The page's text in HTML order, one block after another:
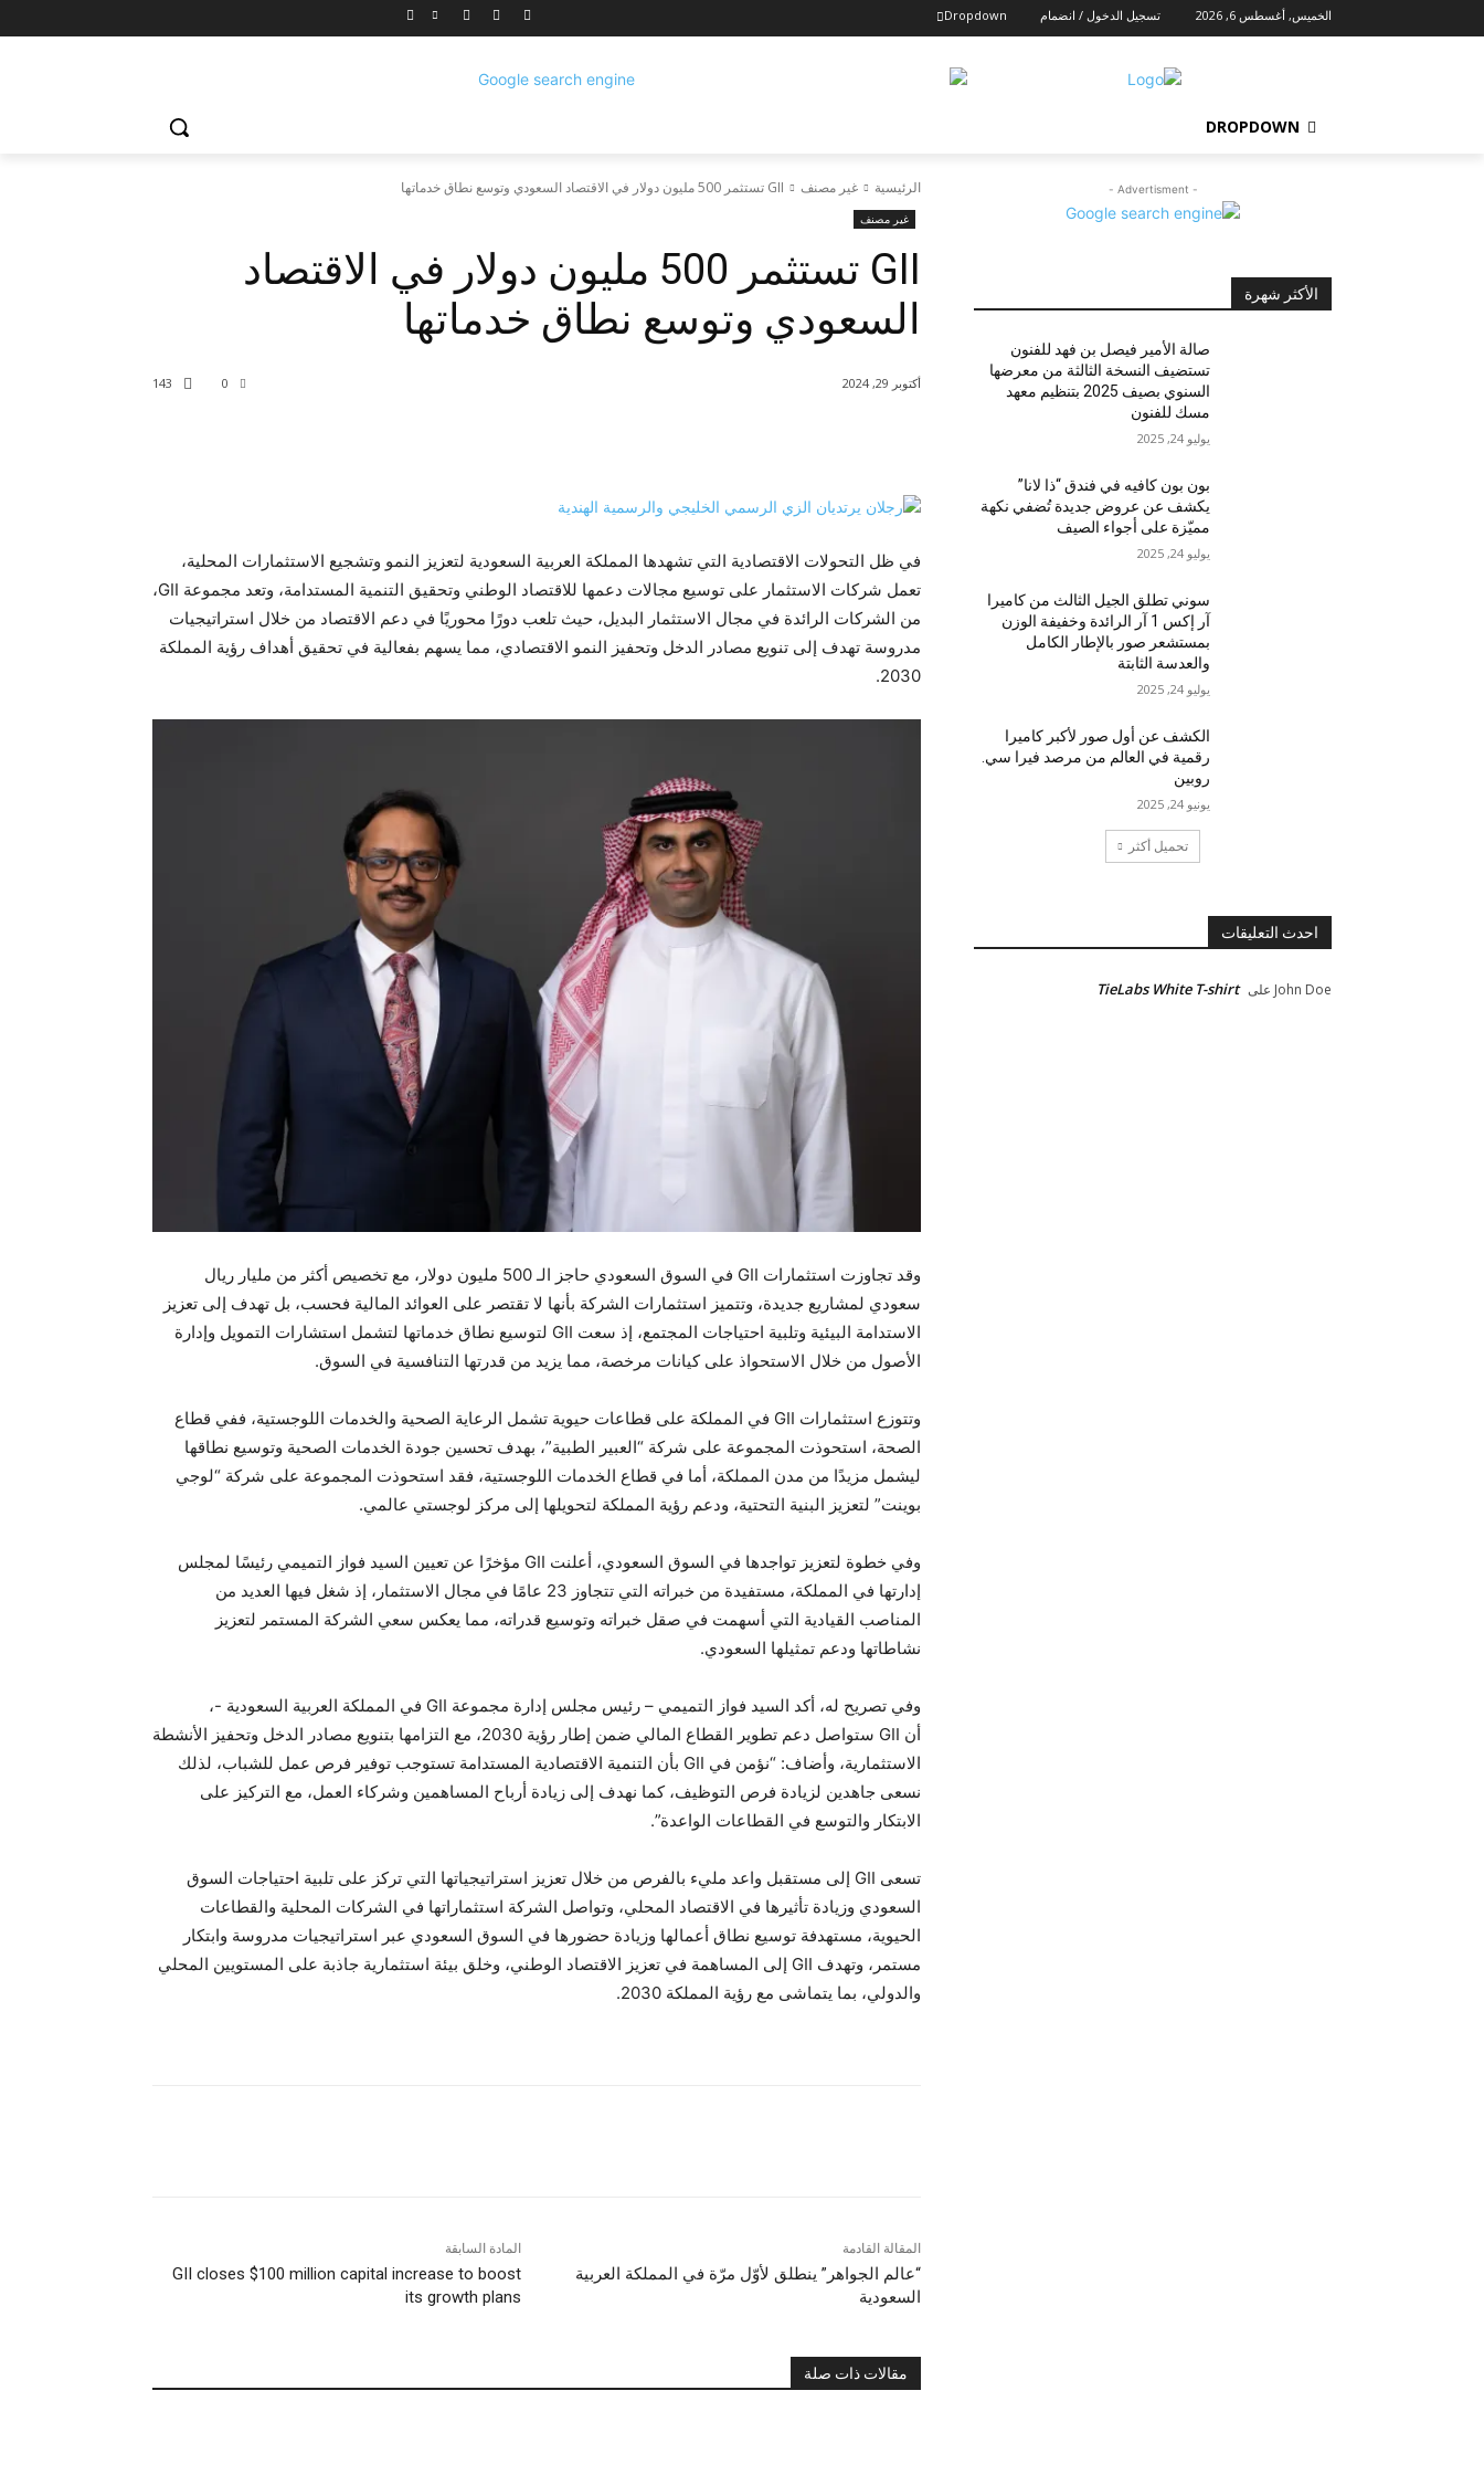
الخميس, أغسطس 6, 2026 تسجيل الدخول / انضمام Dropdown
DROPDOWN
الرئيسية غير مصنف GII تستثمر 500 مليون دولار في الاقتصاد السعودي وتوسع نطاق خدماتها
غير مصنف
GII تستثمر 500 مليون دولار في الاقتصاد
السعودي وتوسع نطاق خدماتها
0
143 أكتوبر 29, 2024
في ظل التحولات الاقتصادية التي تشهدها المملكة العربية السعودية لتعزيز النمو وتشجيع الاستثمارات المحلية،
تعمل شركات الاستثمار على توسيع مجالات دعمها للاقتصاد الوطني وتحقيق التنمية المستدامة، وتعد مجموعة GII،
من الشركات الرائدة في مجال الاستثمار البديل، حيث تلعب دورًا محوريًا في دعم الاقتصاد من خلال استراتيجيات
مدروسة تهدف إلى تنويع مصادر الدخل وتحفيز النمو الاقتصادي، مما يسهم بفعالية في تحقيق أهداف رؤية المملكة
2030.
وقد تجاوزت استثمارات GII في السوق السعودي حاجز الـ 500 مليون دولار، مع تخصيص أكثر من مليار ريال
سعودي لمشاريع جديدة، وتتميز استثمارات الشركة بأنها لا تقتصر على العوائد المالية فحسب، بل تهدف إلى تعزيز
الاستدامة البيئية وتلبية احتياجات المجتمع، إذ سعت GII لتوسيع نطاق خدماتها لتشمل استشارات التمويل وإدارة
الأصول من خلال الاستحواذ على كيانات مرخصة، مما يزيد من قدرتها التنافسية في السوق.
وتتوزع استثمارات GII في المملكة على قطاعات حيوية تشمل الرعاية الصحية والخدمات اللوجستية، ففي قطاع
الصحة، استحوذت المجموعة على شركة “العبير الطبية”، بهدف تحسين جودة الخدمات الصحية وتوسيع نطاقها
ليشمل مزيدًا من مدن المملكة، أما في قطاع الخدمات اللوجستية، فقد استحوذت المجموعة على شركة “لوجي
بوينت” لتعزيز البنية التحتية، ودعم رؤية المملكة لتحويلها إلى مركز لوجستي عالمي.
وفي خطوة لتعزيز تواجدها في السوق السعودي، أعلنت GII مؤخرًا عن تعيين السيد فواز التميمي رئيسًا لمجلس
إدارتها في المملكة، مستفيدة من خبراته التي تتجاوز 23 عامًا في مجال الاستثمار، إذ شغل فيها العديد من
المناصب القيادية التي أسهمت في صقل خبراته وتوسيع قدراته، مما يعكس سعي الشركة المستمر لتعزيز
نشاطاتها ودعم تمثيلها السعودي.
وفي تصريح له، أكد السيد فواز التميمي – رئيس مجلس إدارة مجموعة GII في المملكة العربية السعودية -،
أن GII ستواصل دعم تطوير القطاع المالي ضمن إطار رؤية 2030، مع التزامها بتنويع مصادر الدخل وتحفيز الأنشطة
الاستثمارية، وأضاف: “نؤمن في GII بأن التنمية الاقتصادية المستدامة تستوجب توفير فرص عمل للشباب، لذلك
نسعى جاهدين لزيادة فرص التوظيف، كما نهدف إلى زيادة أرباح المساهمين وشركاء العمل، مع التركيز على
الابتكار والتوسع في القطاعات الواعدة”.
تسعى GII إلى مستقبل واعد مليء بالفرص من خلال تعزيز استراتيجياتها التي تركز على تلبية احتياجات السوق
السعودي وزيادة تأثيرها في الاقتصاد المحلي، وتواصل الشركة استثماراتها في الشركات المحلية والقطاعات
الحيوية، مستهدفة توسيع نطاق أعمالها وزيادة حضورها في السوق السعودي عبر استراتيجيات مدروسة وابتكار
مستمر، وتهدف GII إلى المساهمة في تعزيز الاقتصاد الوطني، وخلق بيئة استثمارية جاذبة على المستويين المحلي
والدولي، بما يتماشى مع رؤية المملكة 2030.
المادة السابقة
GII closes $100 million capital increase to boost
its growth plans
المقالة القادمة
“عالم الجواهر” ينطلق لأوّل مرّة في المملكة العربية
السعودية
مقالات ذات صلة
- Advertisment -
الأكثر شهرة
صالة الأمير فيصل بن فهد للفنون
تستضيف النسخة الثالثة من معرضها
السنوي بصيف 2025 بتنظيم معهد
مسك للفنون
يوليو 24, 2025
بون بون كافيه في فندق “ذا لانا”
يكشف عن عروض جديدة تُضفي نكهة
مميّزة على أجواء الصيف
يوليو 24, 2025
سوني تطلق الجيل الثالث من كاميرا
آر إكس 1 آر الرائدة وخفيفة الوزن
بمستشعر صور بالإطار الكامل
والعدسة الثابتة
يوليو 24, 2025
الكشف عن أول صور لأكبر كاميرا
رقمية في العالم من مرصد فيرا سي.
روبين
يونيو 24, 2025
تحميل أكثر
احدث التعليقات
John Doe على TieLabs White T-shirt